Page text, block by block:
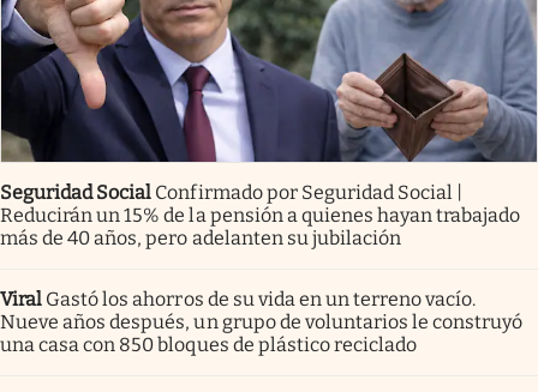
Seguridad Social Confirmado por Seguridad Social |
Reducirán un 15% de la pensión a quienes hayan trabajado
más de 40 años, pero adelanten su jubilación
Viral Gastó los ahorros de su vida en un terreno vacío.
Nueve años después, un grupo de voluntarios le construyó
una casa con 850 bloques de plástico reciclado